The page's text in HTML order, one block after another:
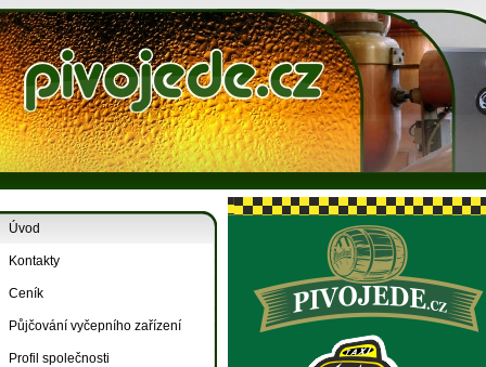
Úvod
Kontakty
Ceník
Půjčování vyčepního zařízení
Profil společnosti